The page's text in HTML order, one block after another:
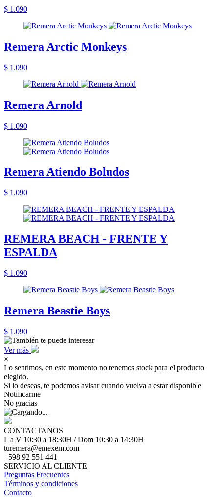
$ 1.090
Remera Arctic Monkeys
$ 1.090
Remera Arnold
$ 1.090
Remera Atiendo Boludos
$ 1.090
REMERA BEACH - FRENTE Y
ESPALDA
$ 1.090
Remera Beastie Boys
$ 1.090
Ver más
×
Lo sentimos, en este momento no tenemos stock para el producto
elegido.
Si lo deseas, te podemos avisar cuando vuelva a estar disponible
Notificarme
No gracias
CONTACTANOS
L a V 10:30 a 18:30H / Dom 10:30 a 14:30H
turemera@emexem.com
+598 92 551 441
SERVICIO AL CLIENTE
Preguntas Frecuentes
Términos y condiciones
Contacto